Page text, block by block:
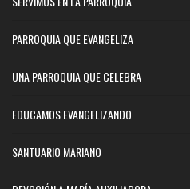
PARROQUIA QUE EVANGELIZA
UNA PARROQUIA QUE CELEBRA
EDUCAMOS EVANGELIZANDO
SANTUARIO MARIANO